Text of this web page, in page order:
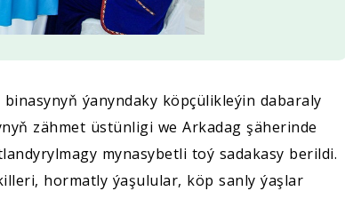
ýanyndaky köpçülikleýin dabaraly
zähmet üstünligi we Arkadag şäherinde
mynasybetli toý sadakasy berildi.
hormatly ýaşulular, köp sanly ýaşlar